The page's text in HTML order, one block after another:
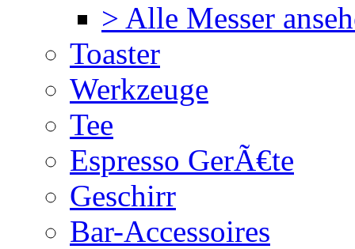
> Alle Messer
Toaster
Werkzeuge
Tee
Espresso GerÃ€te
Geschirr
Bar-Accessoires